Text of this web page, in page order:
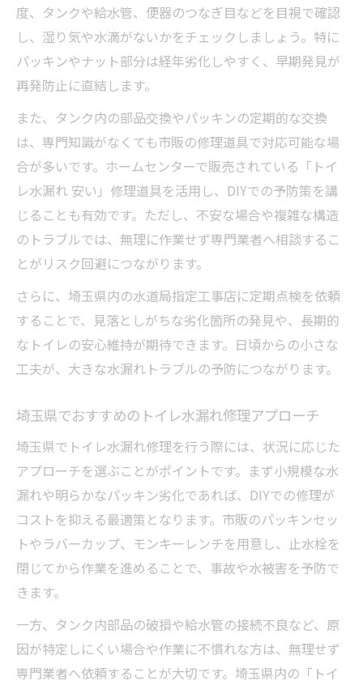
度、タンクや給水管、便器のつなぎ目などを目視で確認
し、湿り気や水滴がないかをチェックしましょう。特に
パッキンやナット部分は経年劣化しやすく、早期発見が
再発防止に直結します。
また、タンク内の部品交換やパッキンの定期的な交換
は、専門知識がなくても市販の修理道具で対応可能な場
合が多いです。ホームセンターで販売されている「トイ
レ水漏れ 安い」修理道具を活用し、DIYでの予防策を講
じることも有効です。ただし、不安な場合や複雑な構造
のトラブルでは、無理に作業せず専門業者へ相談するこ
とがリスク回避につながります。
さらに、埼玉県内の水道局指定工事店に定期点検を依頼
することで、見落としがちな劣化箇所の発見や、長期的
なトイレの安心維持が期待できます。日頃からの小さな
工夫が、大きな水漏れトラブルの予防につながります。
埼玉県でおすすめのトイレ水漏れ修理アプローチ
埼玉県でトイレ水漏れ修理を行う際には、状況に応じた
アプローチを選ぶことがポイントです。まず小規模な水
漏れや明らかなパッキン劣化であれば、DIYでの修理が
コストを抑える最適策となります。市販のパッキンセッ
トやラバーカップ、モンキーレンチを用意し、止水栓を
閉じてから作業を進めることで、事故や水被害を予防で
きます。
一方、タンク内部品の破損や給水管の接続不良など、原
因が特定しにくい場合や作業に不慣れな方は、無理せず
専門業者へ依頼することが大切です。埼玉県内の「トイ